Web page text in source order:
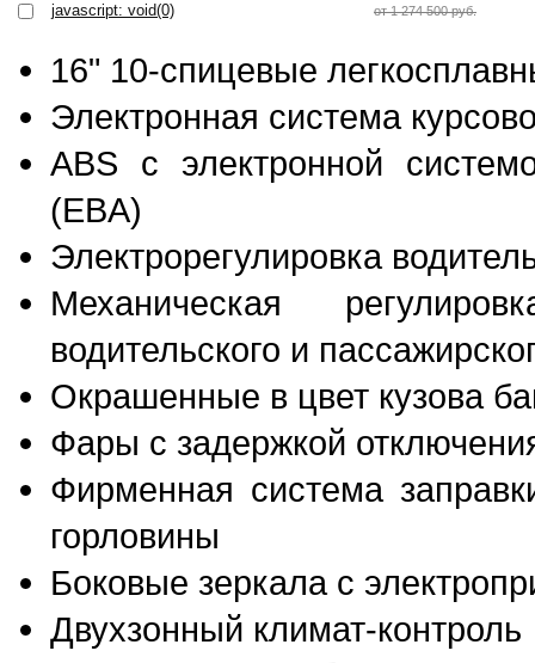
javascript: void(0) от 1 274 500 руб.
16" 10-спицевые
Электронная система
ABS c электронной
(EBA)
Электрорегулировка
Механическая
водительского и
Окрашенные в цвет кузова
Фары с задержкой
Фирменная система
горловины
Боковые зеркала с
Двухзонный климат-контроль